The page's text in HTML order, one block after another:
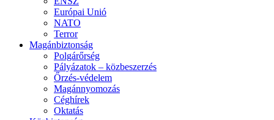
Európai Unió
NATO
Terror
Magánbiztonság
Polgárőrség
Pályázatok – közbeszerzés
Őrzés-védelem
Magánnyomozás
Céghírek
Oktatás